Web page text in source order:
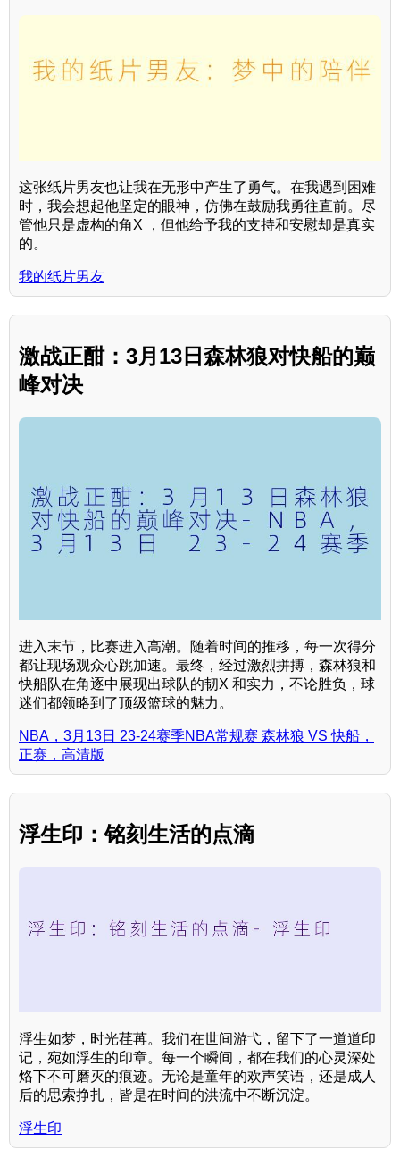
这张纸片男友也让我在无形中产生了勇气。在我遇到困难
时，我会想起他坚定的眼神，仿佛在鼓励我勇往直前。尽
管他只是虚构的角X ，但他给予我的支持和安慰却是真实
的。
我的纸片男友
激战正酣：3月13日森林狼对快船的巅
峰对决
进入末节，比赛进入高潮。随着时间的推移，每一次得分
都让现场观众心跳加速。最终，经过激烈拼搏，森林狼和
快船队在角逐中展现出球队的韧X 和实力，不论胜负，球
迷们都领略到了顶级篮球的魅力。
NBA，3月13日 23-24赛季NBA常规赛 森林狼 VS 快船，
正赛，高清版
浮生印：铭刻生活的点滴
浮生如梦，时光荏苒。我们在世间游弋，留下了一道道印
记，宛如浮生的印章。每一个瞬间，都在我们的心灵深处
烙下不可磨灭的痕迹。无论是童年的欢声笑语，还是成人
后的思索挣扎，皆是在时间的洪流中不断沉淀。
浮生印